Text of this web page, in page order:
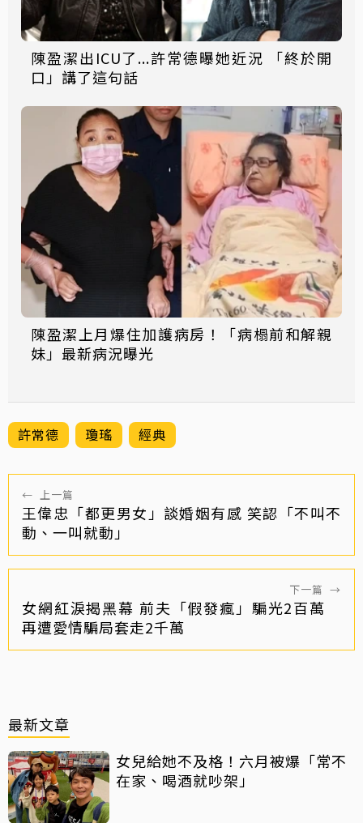
陳盈潔出ICU了...許常德曝她近況 「終於開
口」講了這句話
陳盈潔上月爆住加護病房！「病榻前和解親
妹」最新病況曝光
許常德 瓊瑤 經典
← 上一篇
王偉忠「都更男女」談婚姻有感 笑認「不叫不
動、一叫就動」
下一篇 →
女網紅淚揭黑幕 前夫「假發瘋」騙光2百萬
再遭愛情騙局套走2千萬
最新文章
女兒給她不及格！六月被爆「常不
在家、喝酒就吵架」